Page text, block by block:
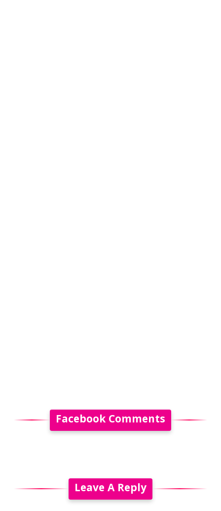
Facebook Comments
Leave A Reply